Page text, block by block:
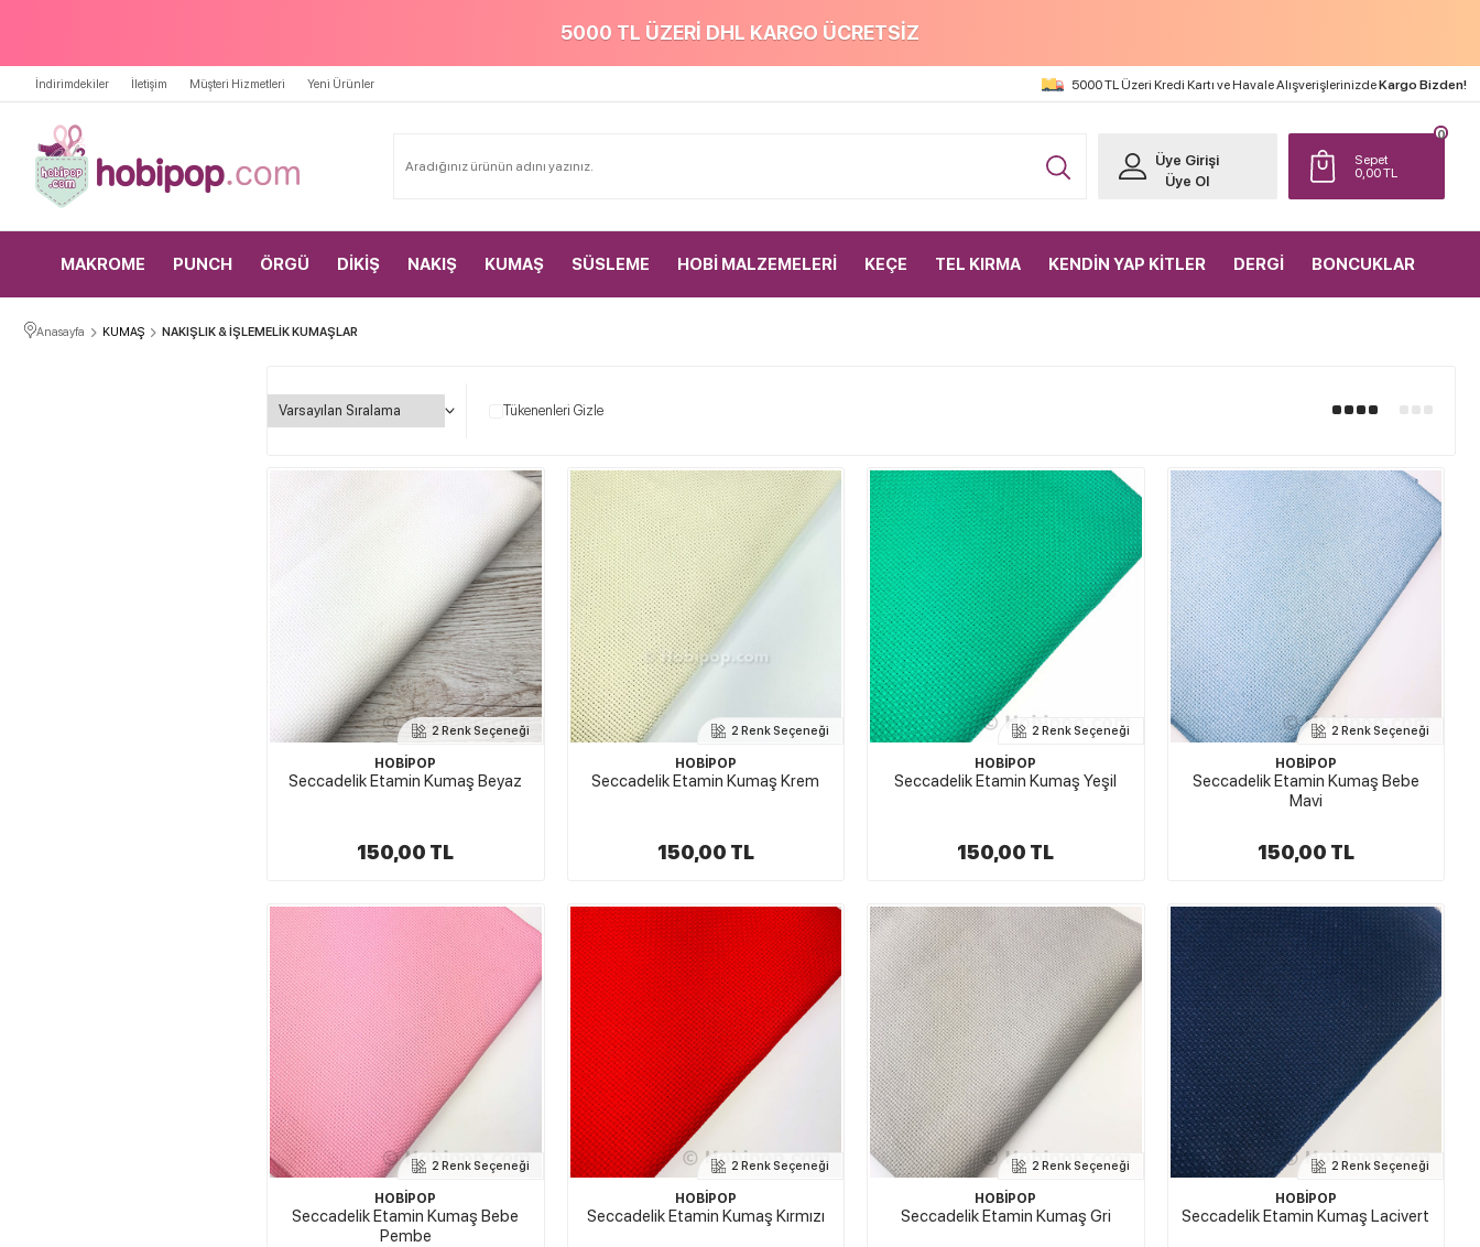
5000 TL ÜZERİ DHL KARGO ÜCRETSİZ
İndirimdekiler İletişim Müşteri Hizmetleri Yeni Ürünler 5000 TL Üzeri Kredi Kartı ve Havale AlışverişlerinizdeKargo Bizden!
Sepet
0,00TL
0
Üye Girişi
Üye Ol
MAKROME PUNCH ÖRGÜ DİKİŞ NAKIŞ KUMAŞ SÜSLEME HOBİ MALZEMELERİ KEÇE TEL KIRMA KENDİN YAP KİTLER DERGİ BONCUKLAR
Anasayfa KUMAŞ NAKIŞLIK & İŞLEMELİK KUMAŞLAR
Tükenenleri Gizle
2 Renk Seçeneği
HOBİPOP
Seccadelik Etamin Kumaş Beyaz
150,00 TL
2 Renk Seçeneği
HOBİPOP
Seccadelik Etamin Kumaş Krem
150,00 TL
2 Renk Seçeneği
HOBİPOP
Seccadelik Etamin Kumaş Yeşil
150,00 TL
2 Renk Seçeneği
HOBİPOP
Seccadelik Etamin Kumaş Bebe
Mavi
150,00 TL
2 Renk Seçeneği
HOBİPOP
Seccadelik Etamin Kumaş Bebe
Pembe
2 Renk Seçeneği
HOBİPOP
Seccadelik Etamin Kumaş Kırmızı
2 Renk Seçeneği
HOBİPOP
Seccadelik Etamin Kumaş Gri
2 Renk Seçeneği
HOBİPOP
Seccadelik Etamin Kumaş Lacivert